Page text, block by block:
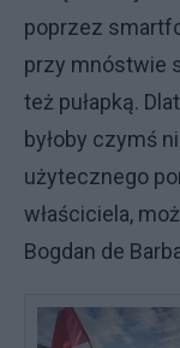
poprzez
przy mnóstwie
też pułapką.
byłoby czymś
użytecznego
właściciela,
Bogdan de